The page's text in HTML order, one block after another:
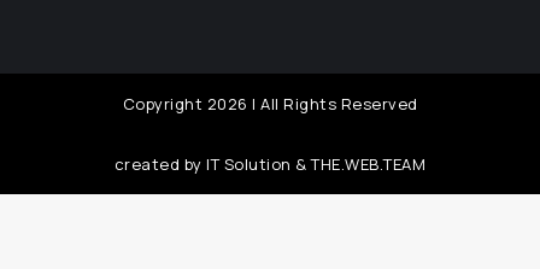
Copyright 2026 | All Rights Reserved
created byIT Solution &THE.WEB.TEAM